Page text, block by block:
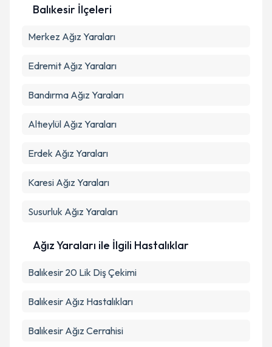
Metni'ni okudum ve kişisel verilerimin belirtilen
Balıkesir İlçeleri
Merkez Ağız Yaraları
Edremit Ağız Yaraları
Bandırma Ağız Yaraları
Altıeylül Ağız Yaraları
Erdek Ağız Yaraları
Karesi Ağız Yaraları
Susurluk Ağız Yaraları
Ağız Yaraları ile İlgili Hastalıklar
Balıkesir 20 Lik Diş Çekimi
Balıkesir Ağız Hastalıkları
Balıkesir Ağız Cerrahisi